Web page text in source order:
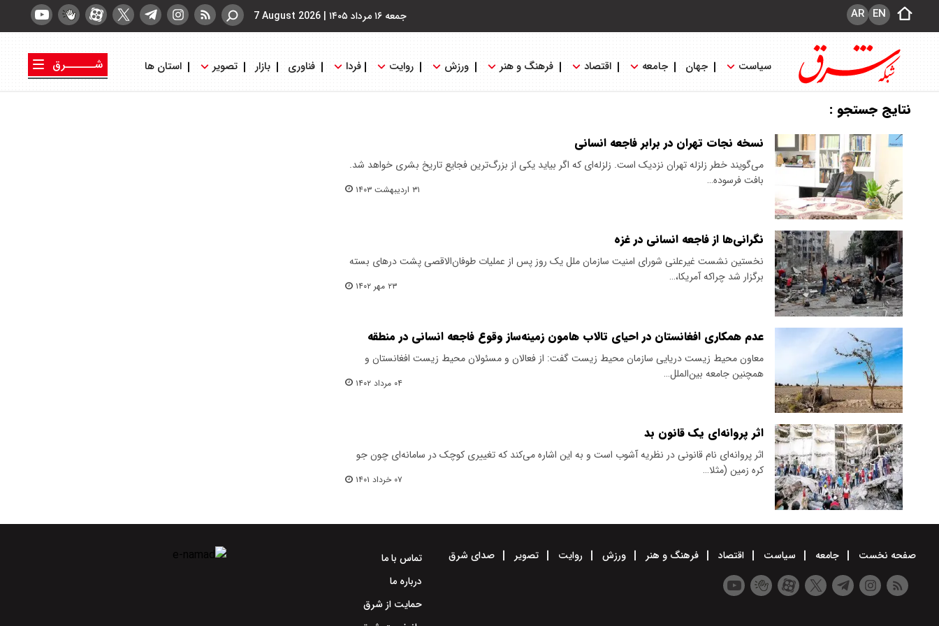
جمعه ۱۶ مرداد ۱۴۰۵ |
7 August 2026 EN
AR
سیاست جهان جامعه اقتصاد فرهنگ و هنر ورزش روایت فردا فناوری بازار تصویر استان ها
شــــــرق
نتایج جستجو :
نسخه نجات تهران در برابر فاجعه انسانی
می‌گویند خطر زلزله تهران نزدیک است. زلزله‌ای که اگر بیاید یکی از بزرگ‌ترین فجایع تاریخ بشری خواهد شد.
بافت فرسوده…
۳۱ اردیبهشت ۱۴۰۳
نگرانی‌ها از فاجعه انسانی در غزه
نخستین نشست غیرعلنی شورای امنیت سازمان ملل یک روز پس از عملیات طوفان‌الاقصی پشت درهای بسته
برگزار شد چراکه آمریکا،…
۲۳ مهر ۱۴۰۲
عدم همکاری افغانستان در احیای تالاب هامون زمینه‌ساز وقوع فاجعه انسانی در منطقه
معاون محیط زیست دریایی سازمان محیط زیست گفت: از فعالان و مسئولان محیط زیست افغانستان و
همچنین جامعه بین‌الملل…
۰۴ مرداد ۱۴۰۲
اثر پروانه‌ای یک قانون بد
اثر پروانه‌ای نام قانونی در نظریه آشوب است و به این اشاره می‌کند که تغییری کوچک در سامانه‌ای چون جو
کره زمین (مثلا…
۰۷ خرداد ۱۴۰۱
صفحه نخست جامعه سیاست اقتصاد فرهنگ و هنر ورزش روایت تصویر صدای شرق
تماس با ما
درباره ما
حمایت از شرق